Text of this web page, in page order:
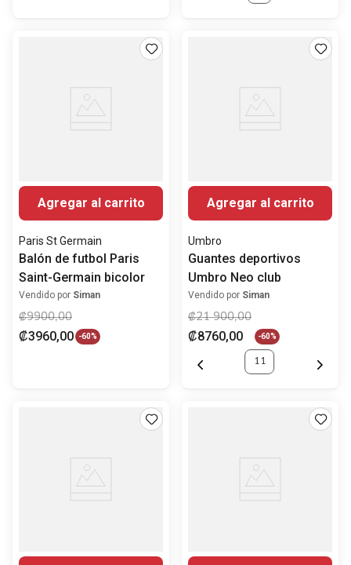
Agregar al carrito
Paris St Germain
Balón de futbol Paris
Saint-Germain bicolor
Vendido por Siman
₡9900,00
₡3960,00 -60%
Agregar al carrito
Umbro
Guantes deportivos
Umbro Neo club
Vendido por Siman
₡21 900,00
₡8760,00 -60%
11